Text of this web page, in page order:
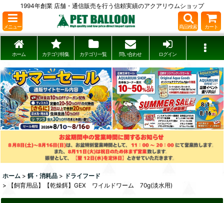
1994年創業 店舗・通信販売を行う信頼実績のアクアリウムショップ
メニュー 商品検索 カート
ホーム カテゴリ特集 カテゴリ一覧 問い合わせ ログイン
ホーム > 餌・消耗品 > ドライフード
>
【飼育用品】【乾燥餌】GEX ワイルドワーム 70g(淡水用)